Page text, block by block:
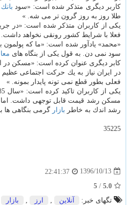
كاربر دیگری متذكر شده است: «سود بانك
طلا روز به روز گرون تر می شه. »
یكی از كاربران متذكر شده است: «در
فعلا با شرایط كشور رونقی نخواهد
«محمد» یادآور شده است: «ما كه پولمون به خرید نمی رسه ولی آخر
سود نمی دن. به قول یكی از بنگاه های
كابر دیگری عنوان كرده است: «مسكن در
در ایران نیاز به یك حركت اجتماعی
فعلی بطور قطع نمی تونه پایدار بمونه. »
مسكن رشد قیمت قابل توجهی داشت. اما
رشد اندك به خاطر بازار گرمی بنگاهی ها
35225
1396/10/13
22:41:37
5.0
/
5
تگهای خبر:
آنلاین , ارز , بازار